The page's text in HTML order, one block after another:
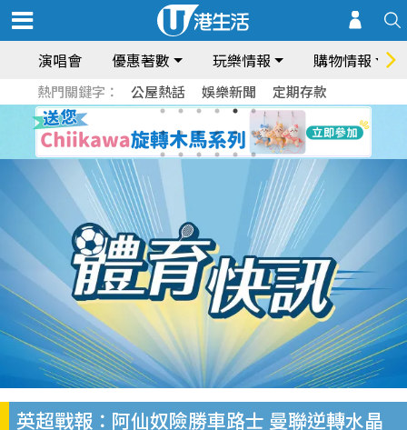
演唱會 優惠著數 玩樂情報 購物情報
熱門關鍵字： 公屋熱話 娛樂新聞 定期存款
英超戰報：阿仙奴險勝車路士 曼聯逆轉水晶